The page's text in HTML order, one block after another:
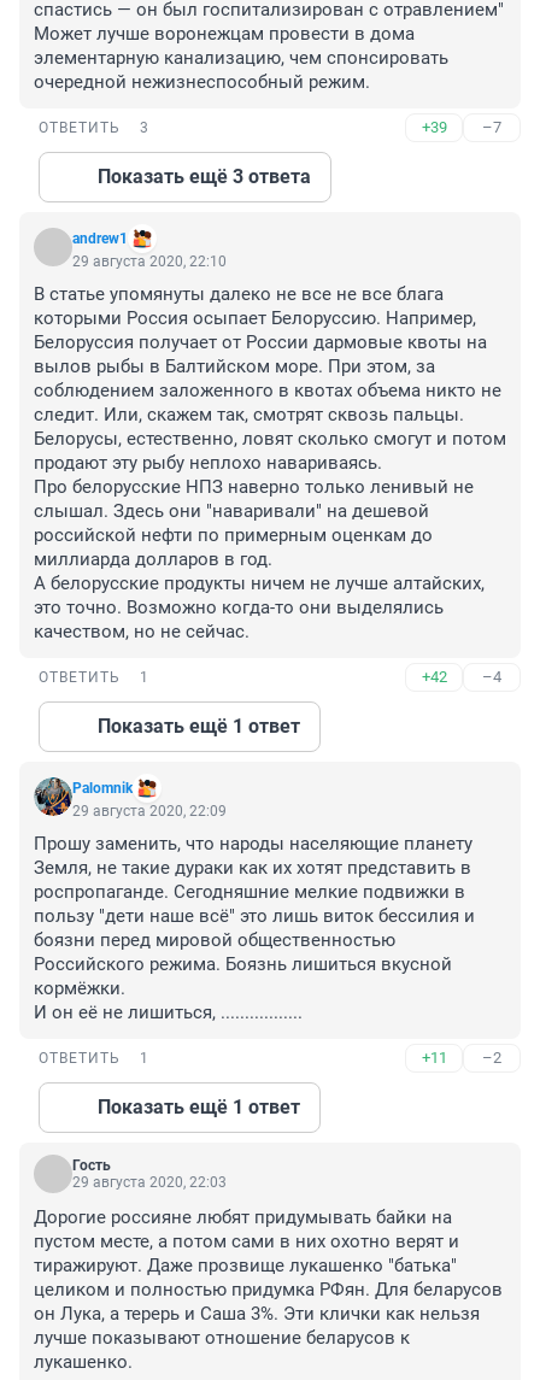
спастись — он был госпитализирован с отравлением"
Может лучше воронежцам провести в дома
элементарную канализацию, чем спонсировать
очередной нежизнеспособный режим.
ОТВЕТИТЬ 3 +39 –7
Показать ещё 3 ответа
andrew1
29 августа 2020, 22:10
В статье упомянуты далеко не все не все блага
которыми Россия осыпает Белоруссию. Например,
Белоруссия получает от России дармовые квоты на
вылов рыбы в Балтийском море. При этом, за
соблюдением заложенного в квотах объема никто не
следит. Или, скажем так, смотрят сквозь пальцы.
Белорусы, естественно, ловят сколько смогут и потом
продают эту рыбу неплохо навариваясь.
Про белорусские НПЗ наверно только ленивый не
слышал. Здесь они "наваривали" на дешевой
российской нефти по примерным оценкам до
миллиарда долларов в год.
А белорусские продукты ничем не лучше алтайских,
это точно. Возможно когда-то они выделялись
качеством, но не сейчас.
ОТВЕТИТЬ 1 +42 –4
Показать ещё 1 ответ
Palomnik
29 августа 2020, 22:09
Прошу заменить, что народы населяющие планету
Земля, не такие дураки как их хотят представить в
роспропаганде. Сегодняшние мелкие подвижки в
пользу "дети наше всё" это лишь виток бессилия и
боязни перед мировой общественностью
Российского режима. Боязнь лишиться вкусной
кормёжки.
И он её не лишиться, .................
ОТВЕТИТЬ 1 +11 –2
Показать ещё 1 ответ
Гость
29 августа 2020, 22:03
Дорогие россияне любят придумывать байки на
пустом месте, а потом сами в них охотно верят и
тиражируют. Даже прозвище лукашенко "батька"
целиком и полностью придумка РФян. Для беларусов
он Лука, а терерь и Саша 3%. Эти клички как нельзя
лучше показывают отношение беларусов к
лукашенко.